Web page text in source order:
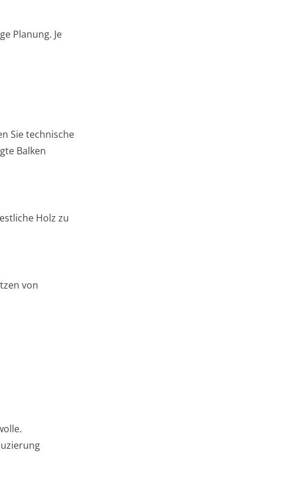
Planung. Je
Sie technische
Balken
Holz zu
von